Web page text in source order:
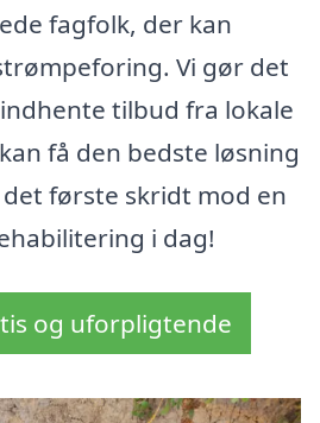
fagfolk, der kan
Vi gør det
tilbud fra lokale
få den bedste løsning
første skridt mod en
i dag!
og uforpligtende